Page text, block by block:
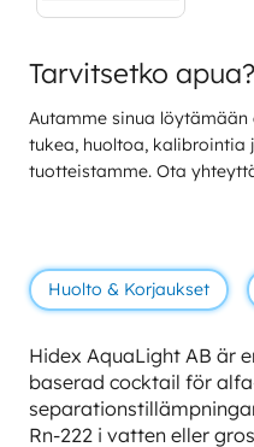
Tarvitsetko apua?
Autamme sinua
tukea, huoltoa, kalibrointia
tuotteistamme. Ota
Huolto & Korjaukset
Hidex AquaLight AB är
baserad cocktail för
Rn-222 i vatten eller